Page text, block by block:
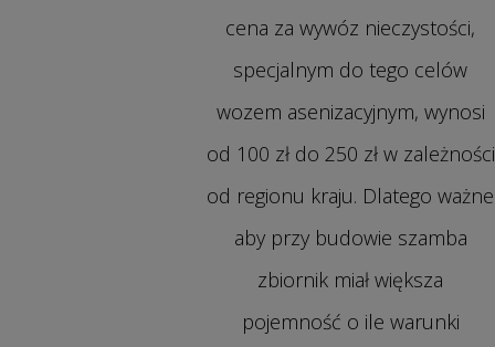
cena za wywóz nieczystości,
specjalnym do tego celów
wozem asenizacyjnym, wynosi
od 100 zł do 250 zł w zależności
od regionu kraju. Dlatego ważne
aby przy budowie szamba
zbiornik miał większa
pojemność o ile warunki